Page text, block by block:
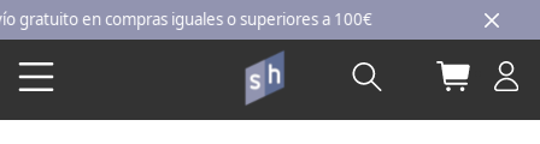
Ir
al
contenido
en compras iguales o superiores a 100€
Buscar Mi